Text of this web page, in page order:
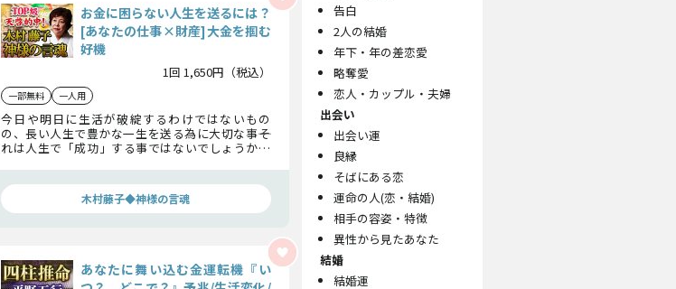
お金に困らない人生を送るには？
[あなたの仕事×財産]大金を掴む
好機
1回 1,650円（税込）
一部無料 一人用
今日や明日に生活が破綻するわけではないもの
の、長い人生で豊かな一生を送る為に大切な事――そ
れは人生で「成功」する事ではないでしょうか。
木村藤子◆神様の言魂
あなたに舞い込む金運転機『い
告白
2人の結婚
年下・年の差恋愛
略奪愛
恋人・カップル・夫婦
出会い
出会い運
良縁
そばにある恋
運命の人(恋・結婚)
相手の容姿・特徴
異性から見たあなた
結婚
結婚運